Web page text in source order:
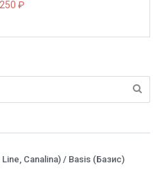
₽
Canalina) / Basis (Базис)